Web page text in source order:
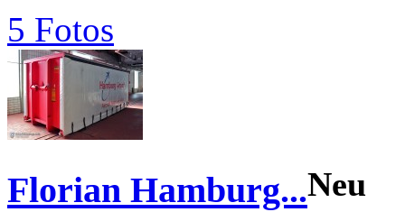
5 Fotos
Florian Hamburg...Neu